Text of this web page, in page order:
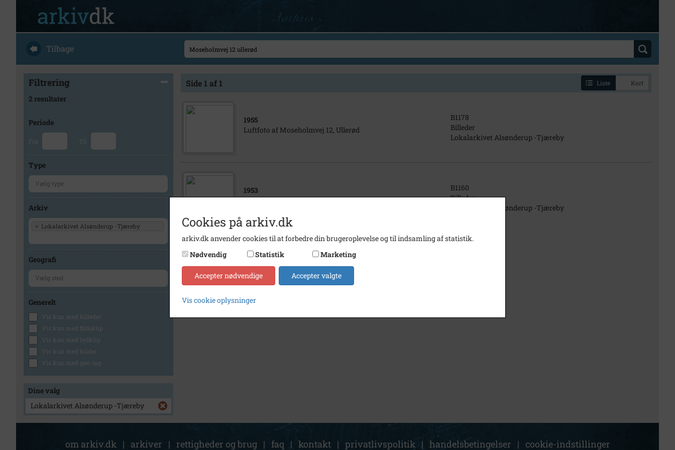
Tilbage
Filtrering
2 resultater
Periode
Fra Til
Type
Arkiv
× Lokalarkivet Alsønderup -Tjæreby
Geografi
Generelt
Vis kun med billeder
Vis kun med filmklip
Vis kun med lydklip
Vis kun med kilder
Vis kun med geo-tag
Dine valg
Lokalarkivet Alsønderup -Tjæreby
Side 1 af 1 Liste Kort
1955
Luftfoto af Moseholmvej 12, Ullerød
B1178
Billeder
Lokalarkivet Alsønderup -Tjæreby
1953
1 Luftfoto af Moseholmvej 12
B1160
Billeder
Lokalarkivet Alsønderup -Tjæreby
1
om arkiv.dk | arkiver | rettigheder og brug | faq | kontakt | privatlivspolitik | handelsbetingelser | cookie-indstillinger
Cookies på arkiv.dk
arkiv.dk anvender cookies til at forbedre din brugeroplevelse og til indsamling af statistik.
Nødvendig
Statistik Marketing
Accepter nødvendige Accepter valgte
Vis cookie oplysninger